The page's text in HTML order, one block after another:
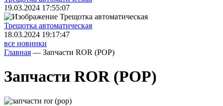
19.03.2024 17:55:07
Трещoтка автоматическая
18.03.2024 19:17:47
все новинки
Главная — Запчасти ROR (РОР)
Запчасти ROR (РОР)